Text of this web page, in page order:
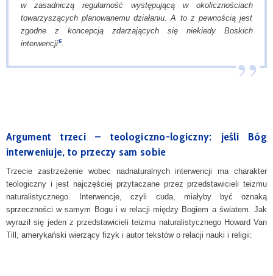
w zasadniczą regularność występującą w okolicznościach
towarzyszących planowanemu działaniu. A to z pewnością jest
zgodne z koncepcją zdarzających się niekiedy Boskich
interwencji6.
Argument trzeci – teologiczno-logiczny: jeśli Bóg
interweniuje, to przeczy sam sobie
Trzecie zastrzeżenie wobec nadnaturalnych interwencji ma charakter
teologiczny i jest najczęściej przytaczane przez przedstawicieli teizmu
naturalistycznego. Interwencje, czyli cuda, miałyby być oznaką
sprzeczności w samym Bogu i w relacji między Bogiem a światem. Jak
wyraził się jeden z przedstawicieli teizmu naturalistycznego Howard Van
Till, amerykański wierzący fizyk i autor tekstów o relacji nauki i religii: